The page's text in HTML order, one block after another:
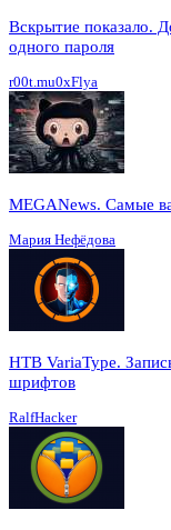
Вскрытие показало.
одного пароля
r00t.mu0xFlya
MEGANews. Cамые
Мария Нефёдова
HTB VariaType.
шрифтов
RalfHacker